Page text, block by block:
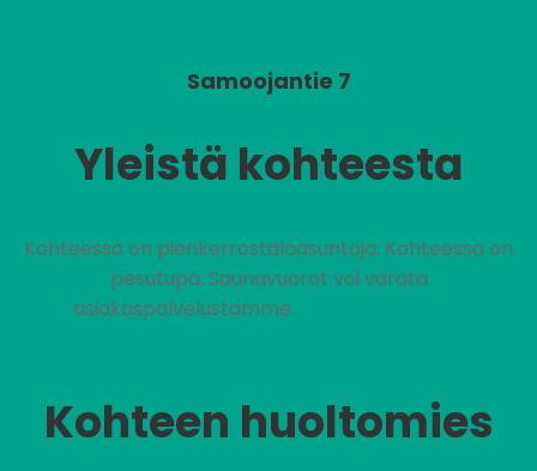
Samoojantie 7
Yleistä kohteesta
Kohteessa on pienkerrostaloasuntoja. Kohteessa on
pesutupa. Saunavuorot voi varata
asiakaspalvelustamme.
Kohteen huoltomies